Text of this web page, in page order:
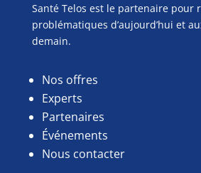
Santé Telos est le partenaire pour
problématiques d’aujourd’hui et
demain.
Nos offres
Experts
Partenaires
Événements
Nous contacter